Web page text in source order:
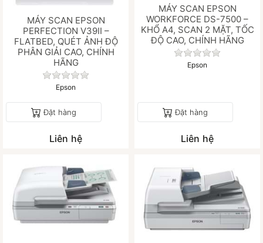
MÁY SCAN EPSON
PERFECTION V39II –
FLATBED, QUÉT ẢNH ĐỘ
PHÂN GIẢI CAO, CHÍNH
HÃNG
Chưa có đánh giá nào cho sản phẩm này.
Epson
Đặt hàng
Liên hệ
MÁY SCAN EPSON
WORKFORCE DS-7500 –
KHỔ A4, SCAN 2 MẶT, TỐC
ĐỘ CAO, CHÍNH HÃNG
Chưa có đánh
Epson
Đặt hàng
Liên hệ